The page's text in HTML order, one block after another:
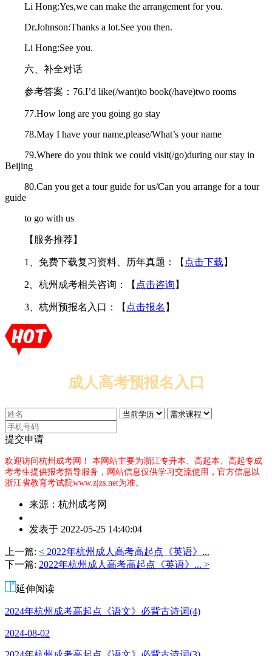
Li Hong:Yes,we can make the arrangement for you.
Dr.Johnson:Thanks a lot.See you then.
Li Hong:See you.
六、补全对话
参考答案：76.I’d like(/want)to book(/have)two rooms
77.How long are you going go stay
78.May I have your name,please/What’s your name
79.Where do you think we could visit(/go)during our stay in
Beijing
80.Can you get a tour guide for us/Can you arrange for a tour
guide
to go with us
【服务推荐】
1、免费下载复习资料、历年真题：【 点击下载 】
2、杭州成考相关咨询：【 点击咨询 】
3、杭州预报名入口：【 点击报名 】
成人高考预报名入口
提交申请
欢迎访问杭州成考网！ 本网站主要为浙江专升本、高起本、高起专成
考考生提供报考指导服务，网站信息仅供学习交流使用，官方信息以
浙江省教育考试院www.zjzs.net为准。
来源：杭州成考网
者：
老
师
发表于 2022-05-25 14:40:04
上一篇: < 2022年杭州成人高考高起点《英语》...
下一篇: 2022年杭州成人高考高起点《英语》... >
延伸阅读
2024年杭州成考高起点《语文》必背古诗词(4)
2024-08-02